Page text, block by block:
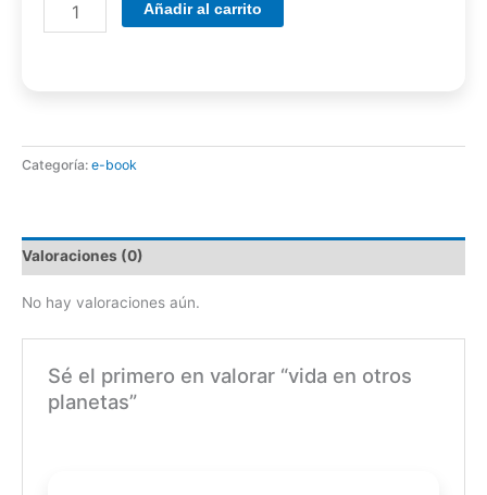
Añadir al carrito
Categoría: e-book
Valoraciones (0)
No hay valoraciones aún.
Sé el primero en valorar “vida en otros
planetas”